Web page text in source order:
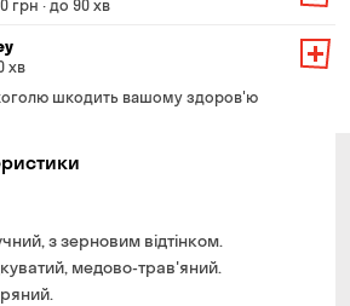
грн · до 90 хв
всього замовлення — 200 грн
залежить від суми всього замовлення:
до 90 хвилин
впливати повітряні тривоги
хв
всього замовлення — 250 грн
забрати з магазину в зручний для
на сайті та в магазині
шкодить вашому здоров'ю
з зерновим відтінком.
медово-трав'яний.